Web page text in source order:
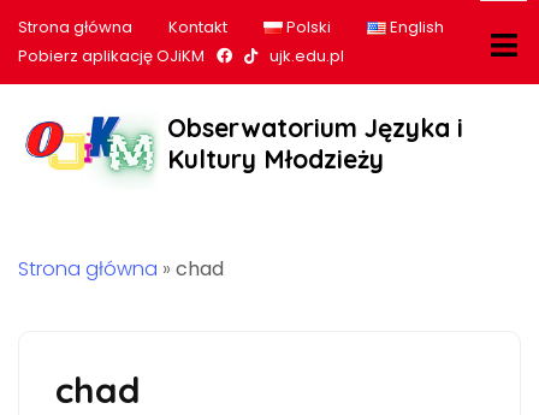
Strona główna Kontakt Polski
English
Pobierz aplikację OJiKM
Nasz profil na Facebook
Nasz profil na tiktok
ujk.edu.pl
Obserwatorium Języka i
Kultury Młodzieży
Strona główna » chad
chad